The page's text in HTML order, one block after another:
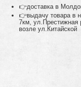
👉доставка в
👉выдачу товара в
7км, ул.Престижная
возле ул.Китайской